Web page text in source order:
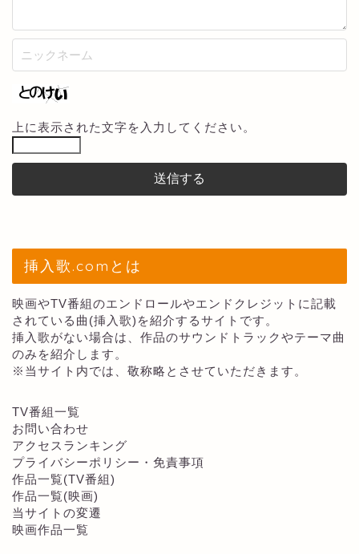
上に表示された文字を入力してください。
挿入歌.comとは
映画やTV番組のエンドロールやエンドクレジットに記載
されている曲(挿入歌)を紹介するサイトです。
挿入歌がない場合は、作品のサウンドトラックやテーマ曲
のみを紹介します。
※当サイト内では、敬称略とさせていただきます。
TV番組一覧
お問い合わせ
アクセスランキング
プライバシーポリシー・免責事項
作品一覧(TV番組)
作品一覧(映画)
当サイトの変遷
映画作品一覧